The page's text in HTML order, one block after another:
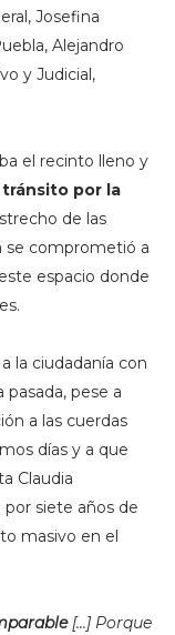
Josefina
Alejandro
y Judicial,
el recinto lleno y
tránsito por la
de las
se comprometió a
espacio donde
la ciudadanía con
pasada, pese a
a las cuerdas
días y a que
Claudia
siete años de
masivo en el
[...] Porque